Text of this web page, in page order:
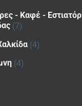
- Καφέ -
(7)
(4)
(4)